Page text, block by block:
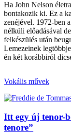
Ha John Nelson
bontakozik ki. Ez a
zenéjével. 1972-ben
nélküli előadásával
felkészülés után
Lemezeinek
én két korábbiról
Vokális művek
Itt egy új tenor-
tenore”